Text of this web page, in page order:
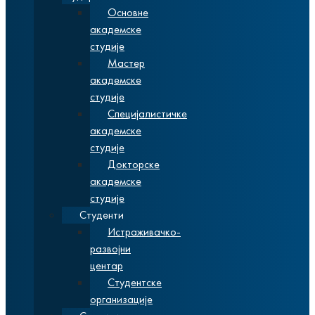
Основне
академске
студије
Мастер
академске
студије
Специјалистичке
академске
студије
Докторске
академске
студије
Студенти
Истраживачко-
развојни
центар
Студентске
организације